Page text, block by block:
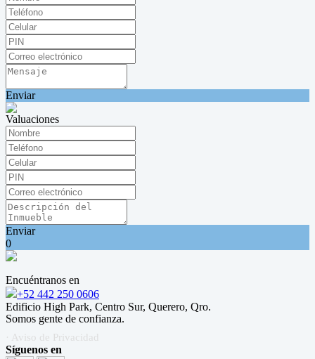
Enviar
Valuaciones
Enviar
0
Encuéntranos en
+52 442 250 0606
Edificio High Park, Centro Sur, Querero, Qro.
Somos gente de confianza.
· Aviso de Privacidad
Síguenos en